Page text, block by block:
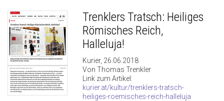
Trenklers Tratsch: Heiliges
Römisches Reich,
Halleluja!
Kurier, 26.06.2018
Von Thomas Trenkler
Link zum Artikel:
kurier.at/kultur/trenklers-tratsch-
heiliges-roemisches-reich-halleluja